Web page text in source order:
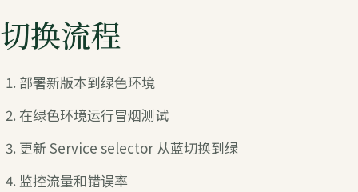
切换流程
部署新版本到绿色环境
在绿色环境运行冒烟测试
更新 Service selector 从蓝切换到绿
监控流量和错误率